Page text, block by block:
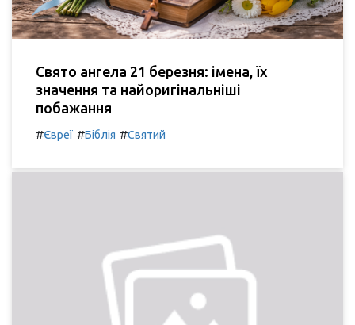
Свято ангела 21 березня: імена, їх
значення та найоригінальніші
побажання
#Євреї #Біблія #Святий